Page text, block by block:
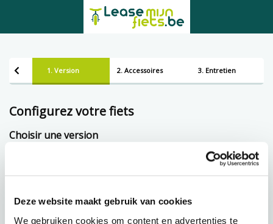
Deze website maakt gebruik van cookies
We gebruiken cookies om content en advertenties te
1. Version 2. Accessoires 3. Entretien
Configurez votre fiets
Choisir une version